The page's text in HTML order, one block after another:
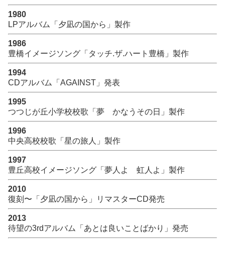
1980
LPアルバム「夕凪の国から」製作
1986
豊橋イメージソング「タッチ.ザ.ハート豊橋」製作
1994
CDアルバム「AGAINST」発表
1995
つつじが丘小学校校歌「夢 かなうその日」製作
1996
中央高校校歌「星の旅人」製作
1997
豊丘高校イメージソング「夢人よ 虹人よ」製作
2010
復刻〜「夕凪の国から」リマスターCD発売
2013
待望の3rdアルバム「あとは良いことばかり」発売